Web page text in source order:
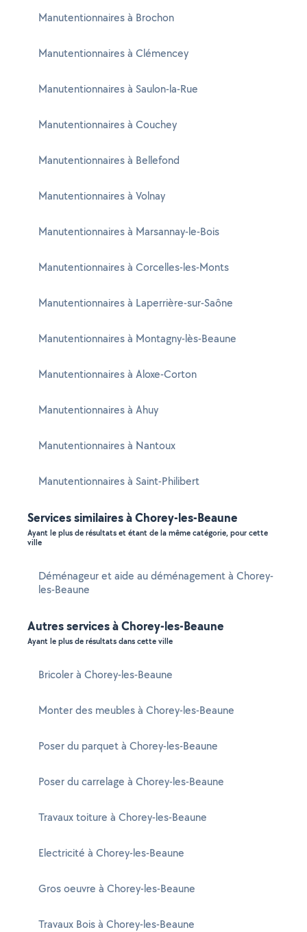
Manutentionnaires à Brochon
Manutentionnaires à Clémencey
Manutentionnaires à Saulon-la-Rue
Manutentionnaires à Couchey
Manutentionnaires à Bellefond
Manutentionnaires à Volnay
Manutentionnaires à Marsannay-le-Bois
Manutentionnaires à Corcelles-les-Monts
Manutentionnaires à Laperrière-sur-Saône
Manutentionnaires à Montagny-lès-Beaune
Manutentionnaires à Aloxe-Corton
Manutentionnaires à Ahuy
Manutentionnaires à Nantoux
Manutentionnaires à Saint-Philibert
Services similaires à Chorey-les-Beaune
Ayant le plus de résultats et étant de la même catégorie, pour cette
ville
Déménageur et aide au déménagement à Chorey-
les-Beaune
Autres services à Chorey-les-Beaune
Ayant le plus de résultats dans cette ville
Bricoler à Chorey-les-Beaune
Monter des meubles à Chorey-les-Beaune
Poser du parquet à Chorey-les-Beaune
Poser du carrelage à Chorey-les-Beaune
Travaux toiture à Chorey-les-Beaune
Electricité à Chorey-les-Beaune
Gros oeuvre à Chorey-les-Beaune
Travaux Bois à Chorey-les-Beaune